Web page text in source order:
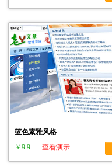
蓝色素雅风格
￥9.9
查看演示